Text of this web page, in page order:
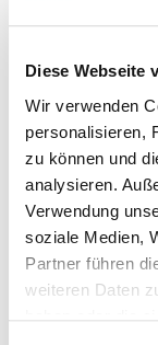
Diese Webseite
Wir verwenden
personalisieren,
zu können und
analysieren.
Verwendung
soziale Medien,
Partner führen
weiteren Daten
Echtholz
Normtür,
Tür ein Unikat.
Mit